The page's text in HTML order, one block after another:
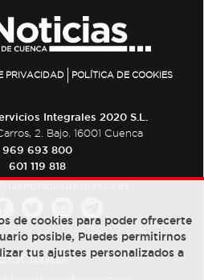
PRIVACIDAD POLÍTICA DE COOKIES
Integrales 2020 S.L.
2. Bajo. 16001 Cuenca
969 693 800
601 119 818
de cookies para poder ofrecerte
posible, Puedes permitirnos
tus ajustes personalizados a